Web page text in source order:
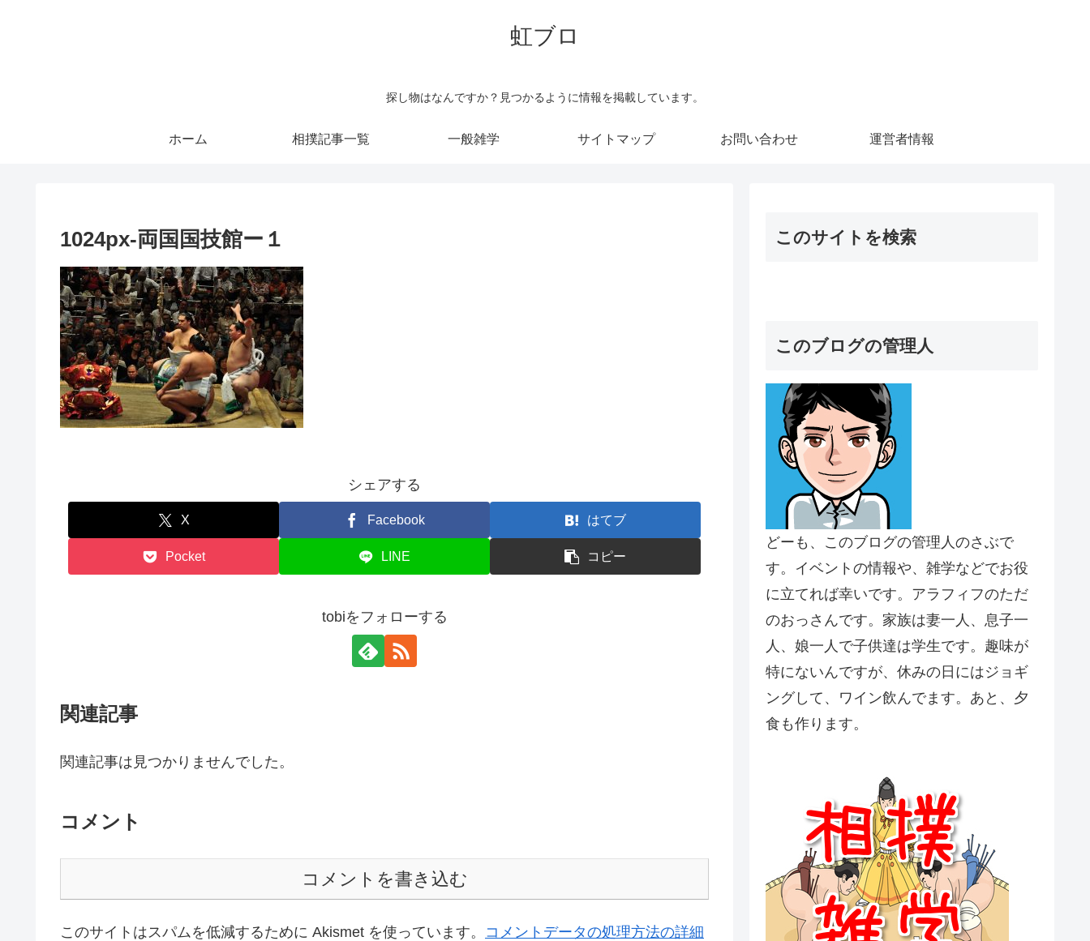
虹ブロ
探し物はなんですか？見つかるように情報を掲載しています。
ホーム 相撲記事一覧 一般雑学 サイトマップ お問い合わせ 運営者情報
1024px-両国国技館ー１
シェアする
X Facebook はてブ
Pocket LINE コピー
tobiをフォローする
関連記事
関連記事は見つかりませんでした。
コメント
コメントを書き込む
このサイトはスパムを低減するために Akismet を使っています。 コメントデータの処理方法の詳細
このサイトを検索
このブログの管理人
どーも、このブログの管理人のさぶで
す。イベントの情報や、雑学などでお役
に立てれば幸いです。アラフィフのただ
のおっさんです。家族は妻一人、息子一
人、娘一人で子供達は学生です。趣味が
特にないんですが、休みの日にはジョギ
ングして、ワイン飲んでます。あと、夕
食も作ります。